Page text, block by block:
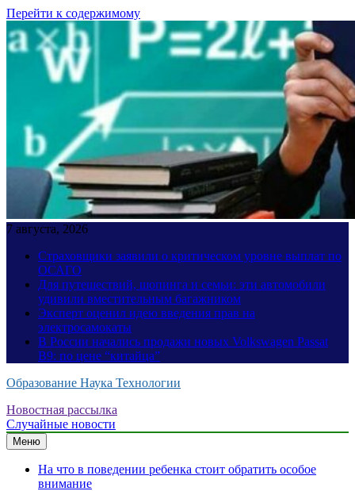
Перейти к содержимому
7 августа, 2026
Страховщики заявили о критическом уровне выплат по
ОСАГО
Для путешествий, шопинга и семьи: эти автомобили
удивили вместительным багажником
Эксперт оценил идею введения прав на
электросамокаты
В России начались продажи новых Volkswagen Passat
B9: по цене “китайца”
Образование Наука Технологии
Новостная рассылка
Случайные новости
Меню
На что в поведении ребенка стоит обратить особое
внимание